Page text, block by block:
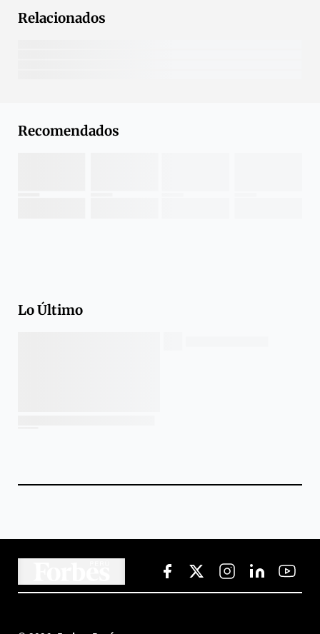
Relacionados
Recomendados
Lo Último